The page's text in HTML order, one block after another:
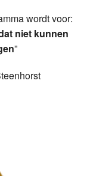
wordt voor:
niet kunnen
”